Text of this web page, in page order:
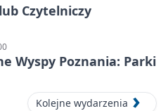
Czytelniczy
Wyspy Poznania: Parki
Kolejne wydarzenia